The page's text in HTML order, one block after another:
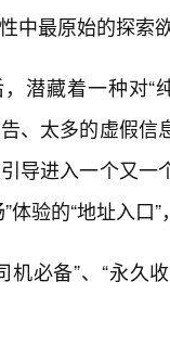
中最原始的探索
潜藏着一种对“
、太多的虚假
导进入一个又
体验的“地址入口
机必备”、“永久